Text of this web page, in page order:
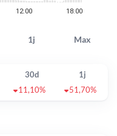
1j Max
30d
1j
11,10% 51,70%